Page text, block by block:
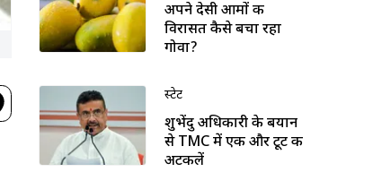
अपने देसी आमों की
विरासत कैसे बचा रहा
गोवा?
स्टेट
शुभेंदु अधिकारी के बयान
से TMC में एक और टूट की
अटकलें